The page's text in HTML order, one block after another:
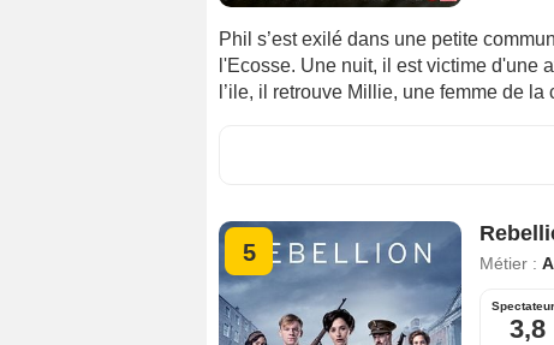
Phil s’est exilé dans une petite
l'Ecosse. Une nuit, il est victime d'une
l’ile, il retrouve Millie, une femme de
5 Métier :
3,8